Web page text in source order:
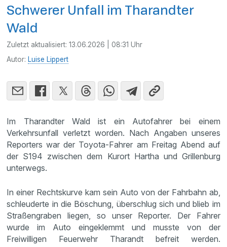
Schwerer Unfall im Tharandter
Wald
Zuletzt aktualisiert:13.06.2026 | 08:31 Uhr
Autor: Luise Lippert
Im Tharandter Wald ist ein Autofahrer bei einem
Verkehrsunfall verletzt worden. Nach Angaben unseres
Reporters war der Toyota-Fahrer am Freitag Abend auf
der S194 zwischen dem Kurort Hartha und Grillenburg
unterwegs.
In einer Rechtskurve kam sein Auto von der Fahrbahn ab,
schleuderte in die Böschung, überschlug sich und blieb im
Straßengraben liegen, so unser Reporter. Der Fahrer
wurde im Auto eingeklemmt und musste von der
Freiwilligen Feuerwehr Tharandt befreit werden.